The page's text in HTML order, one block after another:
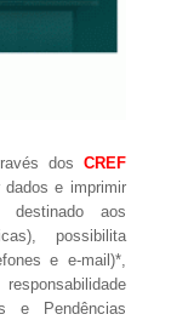
dos CREF
e imprimir
aos
possibilita
e e-mail)*,
e Pendências